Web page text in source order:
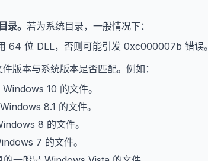
录。 若为系统目录，一般情况下：
64 位 DLL，否则可能引发 0xc000007b 错误。
版本与系统版本是否匹配。例如：
10 的文件。
8.1 的文件。
8 的文件。
7 的文件。